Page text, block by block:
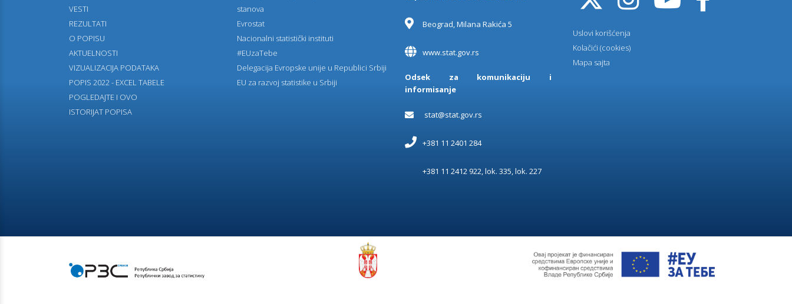
VESTI
REZULTATI
O POPISU
AKTUELNOSTI
VIZUALIZACIJA PODATAKA
POPIS 2022 - EXCEL TABELE
POGLEDAJTE I OVO
ISTORIJAT POPISA
stanova
Evrostat
Nacionalni statistički instituti
#EUzaTebe
Delegacija Evropske unije u Republici Srbiji
EU za razvoj statistike u Srbiji
Beograd, Milana Rakića 5
www.stat.gov.rs
Odsek za komunikaciju i
informisanje
stat@stat.gov.rs
+381 11 2401 284
+381 11 2412 922, lok. 335, lok. 227
Uslovi korišćenja
Kolačići (cookies)
Mapa sajta